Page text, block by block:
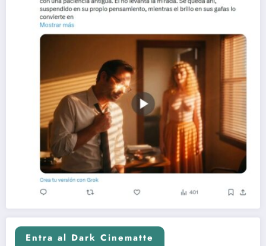
Entra al Dark Cinematte